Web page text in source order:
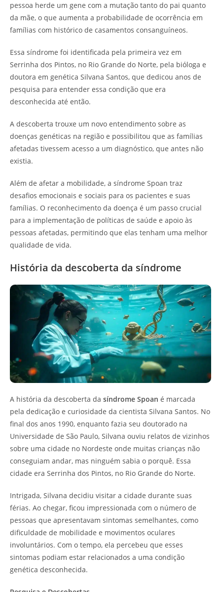
pessoa herde um gene com a mutação tanto do pai quanto
da mãe, o que aumenta a probabilidade de ocorrência em
famílias com histórico de casamentos consanguíneos.
Essa síndrome foi identificada pela primeira vez em
Serrinha dos Pintos, no Rio Grande do Norte, pela bióloga e
doutora em genética Silvana Santos, que dedicou anos de
pesquisa para entender essa condição que era
desconhecida até então.
A descoberta trouxe um novo entendimento sobre as
doenças genéticas na região e possibilitou que as famílias
afetadas tivessem acesso a um diagnóstico, que antes não
existia.
Além de afetar a mobilidade, a síndrome Spoan traz
desafios emocionais e sociais para os pacientes e suas
famílias. O reconhecimento da doença é um passo crucial
para a implementação de políticas de saúde e apoio às
pessoas afetadas, permitindo que elas tenham uma melhor
qualidade de vida.
História da descoberta da síndrome
A história da descoberta da síndrome Spoan é marcada
pela dedicação e curiosidade da cientista Silvana Santos. No
final dos anos 1990, enquanto fazia seu doutorado na
Universidade de São Paulo, Silvana ouviu relatos de vizinhos
sobre uma cidade no Nordeste onde muitas crianças não
conseguiam andar, mas ninguém sabia o porquê. Essa
cidade era Serrinha dos Pintos, no Rio Grande do Norte.
Intrigada, Silvana decidiu visitar a cidade durante suas
férias. Ao chegar, ficou impressionada com o número de
pessoas que apresentavam sintomas semelhantes, como
dificuldade de mobilidade e movimentos oculares
involuntários. Com o tempo, ela percebeu que esses
sintomas podiam estar relacionados a uma condição
genética desconhecida.